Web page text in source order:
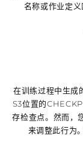
名称或作业定义
在训练过程中生
S3位置的
存检查点。然而，
来调整此行为